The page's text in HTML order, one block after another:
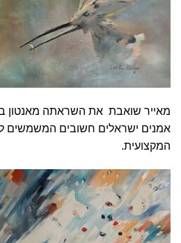
מאייר שואבת את השראתה מאנטון
אמנים ישראלים חשובים המשמשים
המקצועית.